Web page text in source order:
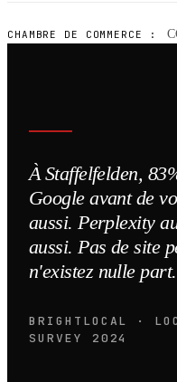
CHAMBRE DE COMMERCE :
À Staffelfelden,
Google avant de
aussi. Perplexity
aussi. Pas de site
n'existez nulle part.
BRIGHTLOCAL ·
SURVEY 2024